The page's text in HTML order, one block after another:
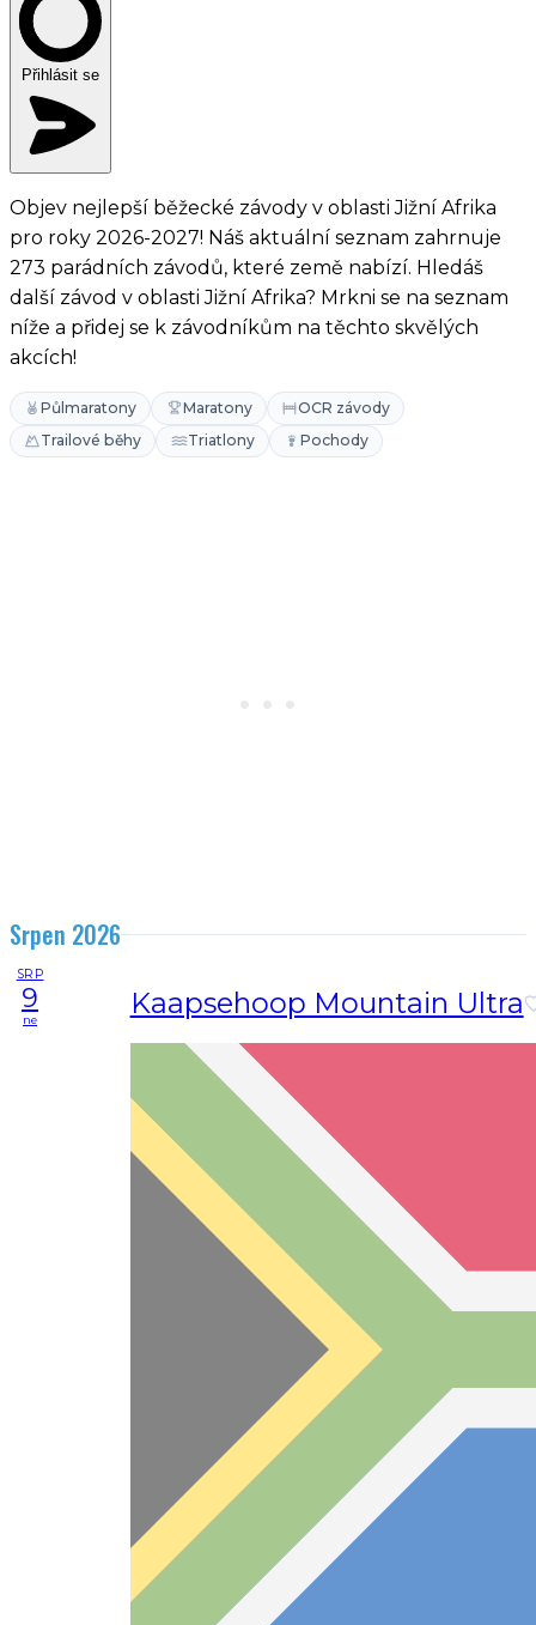
Přihlásit se
Objev nejlepší běžecké závody v oblasti Jižní Afrika
pro roky 2026-2027! Náš aktuální seznam zahrnuje
273 parádních závodů, které země nabízí. Hledáš
další závod v oblasti Jižní Afrika? Mrkni se na seznam
níže a přidej se k závodníkům na těchto skvělých
akcích!
Půlmaratony Maratony
OCR závody
Trailové běhy
Triatlony Pochody
Srpen 2026
SRP
9
ne Kaapsehoop Mountain Ultra